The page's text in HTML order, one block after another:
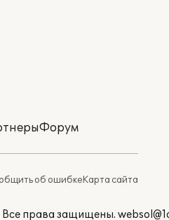
Форум
об ошибкеКарта сайта
Все права защищены.